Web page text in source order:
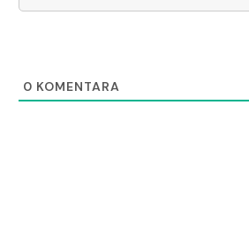
0 KOMENTARA